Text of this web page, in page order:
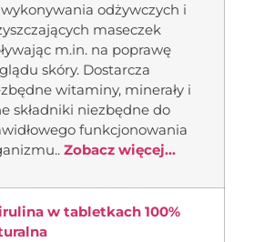
odżywczych i
maseczek
m.in. na poprawę
skóry. Dostarcza
witaminy, minerały i
składniki niezbędne do
funkcjonowania
Zobacz więcej...
w tabletkach 100%